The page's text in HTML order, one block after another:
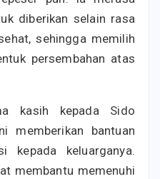
diberikan selain rasa
sehingga memilih
persembahan atas
kasih kepada Sido
memberikan bantuan
kepada keluarganya.
membantu memenuhi